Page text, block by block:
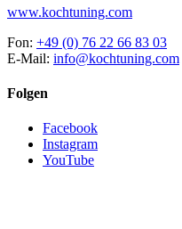
www.kochtuning.com
Fon: +49 (0) 76 22 66 83 03
E-Mail: info@kochtuning.com
Folgen
Facebook
Instagram
YouTube